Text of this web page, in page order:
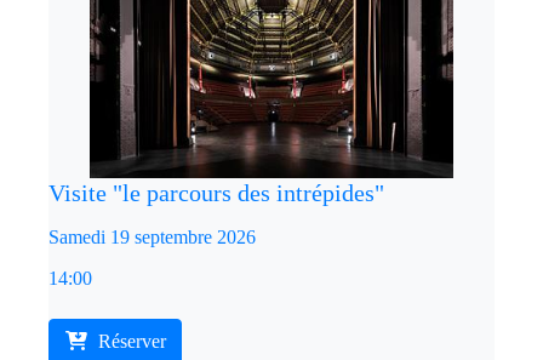
Visite "le parcours des intrépides"
Samedi 19 septembre 2026
14:00
Réserver